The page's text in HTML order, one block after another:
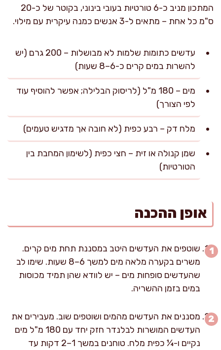
המתכון מניב כ-6 טורטיות בעובי בינוני, בקוטר של כ-20
ס"מ כל אחת – מתאים ל-3 אנשים כמנה עיקרית עם מילוי.
עדשים כתומות שלמות לא מבושלות – 200 גרם (יש
להשרות במים קרים כ-6–8 שעות)
מים – 180 מ"ל (לריסוק הבלילה; אפשר להוסיף עוד
לפי הצורך)
מלח דק – רבע כפית (לא חובה אך מדגיש טעמים)
שמן קנולה או זית – חצי כפית (לשימון המחבת בין
הטורטיות)
אופן ההכנה
שוטפים את העדשים היטב במסננת תחת מים קרים.
משרים בקערה מלאה מים למשך 6–8 שעות. שימו לב
שהעדשים סופחות מים – יש לוודא שהן תמיד מכוסות
במים בזמן ההשריה.
מסננים את העדשים מהמים ושוטפים שוב. מעבירים את
העדשים המושרות לבלנדר חזק יחד עם 180 מ"ל מים
נקיים ו-¼ כפית מלח. טוחנים במשך 1–2 דקות עד